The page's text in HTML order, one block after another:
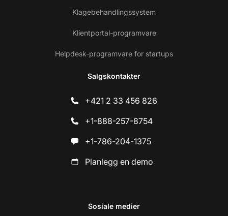
Klagebehandlingssystem
Klientportal-programvare
Helpdesk-programvare for startups
Salgskontakter
+421 2 33 456 826
+1-888-257-8754
+1-786-204-1375
Planlegg en demo
Sosiale medier